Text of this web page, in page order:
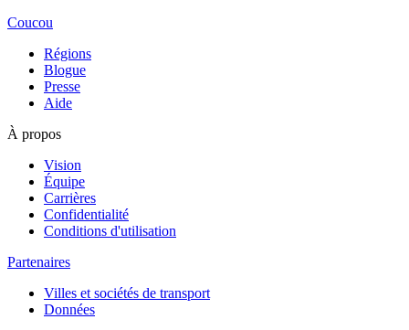
Coucou
Régions
Blogue
Presse
Aide
À propos
Vision
Équipe
Carrières
Confidentialité
Conditions d'utilisation
Partenaires
Villes et sociétés de transport
Données